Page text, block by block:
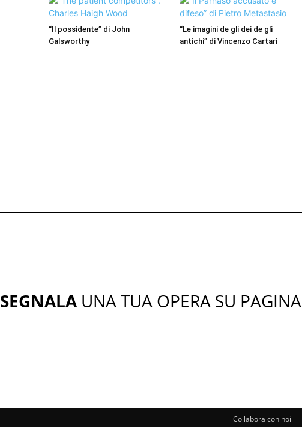
“Il possidente” di John
Galsworthy
“Le imagini de gli dei de gli
antichi” di Vincenzo Cartari
SEGNALAUNA TUA OPERA SU PAGINA
Collabora con noi